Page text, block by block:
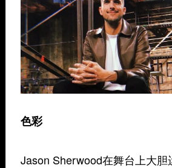
色彩
Jason Sherwood在舞台上大胆